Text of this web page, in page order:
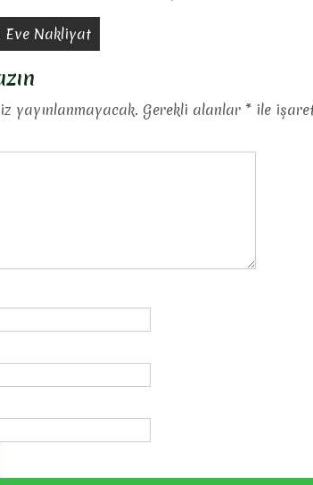
Eve Nakliyat
yayınlanmayacak. Gerekli alanlar * ile